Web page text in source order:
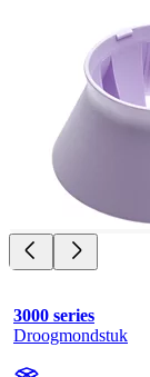
3000 series
Droogmondstuk